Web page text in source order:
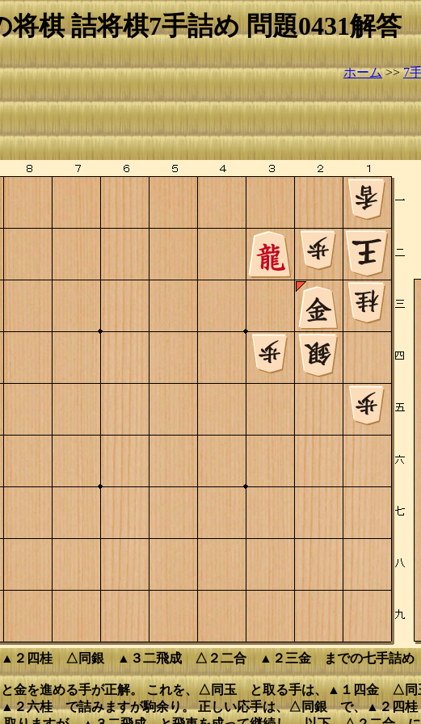
将棋 詰将棋7手詰め 問題0431解答
ホーム>>7
四桂 △同銀 ▲３二飛成 △２二合 ▲２三金 までの七手詰め
金を進める手が正解。 これを、△同玉 と取る手は、▲１四金 △
六桂 で詰みますが駒余り。 正しい応手は、△同銀 で、▲２四